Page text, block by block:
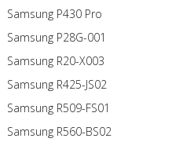
Samsung P430 Pro
Samsung P28G-001
Samsung R20-X003
Samsung R425-JS02
Samsung R509-FS01
Samsung R560-BS02